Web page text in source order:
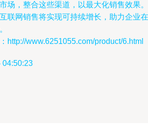
场，整合这些渠道，以最大化销售效果。
联网销售将实现可持续增长，助力企业在
http://www.6251055.com/product/6.html
04:50:23